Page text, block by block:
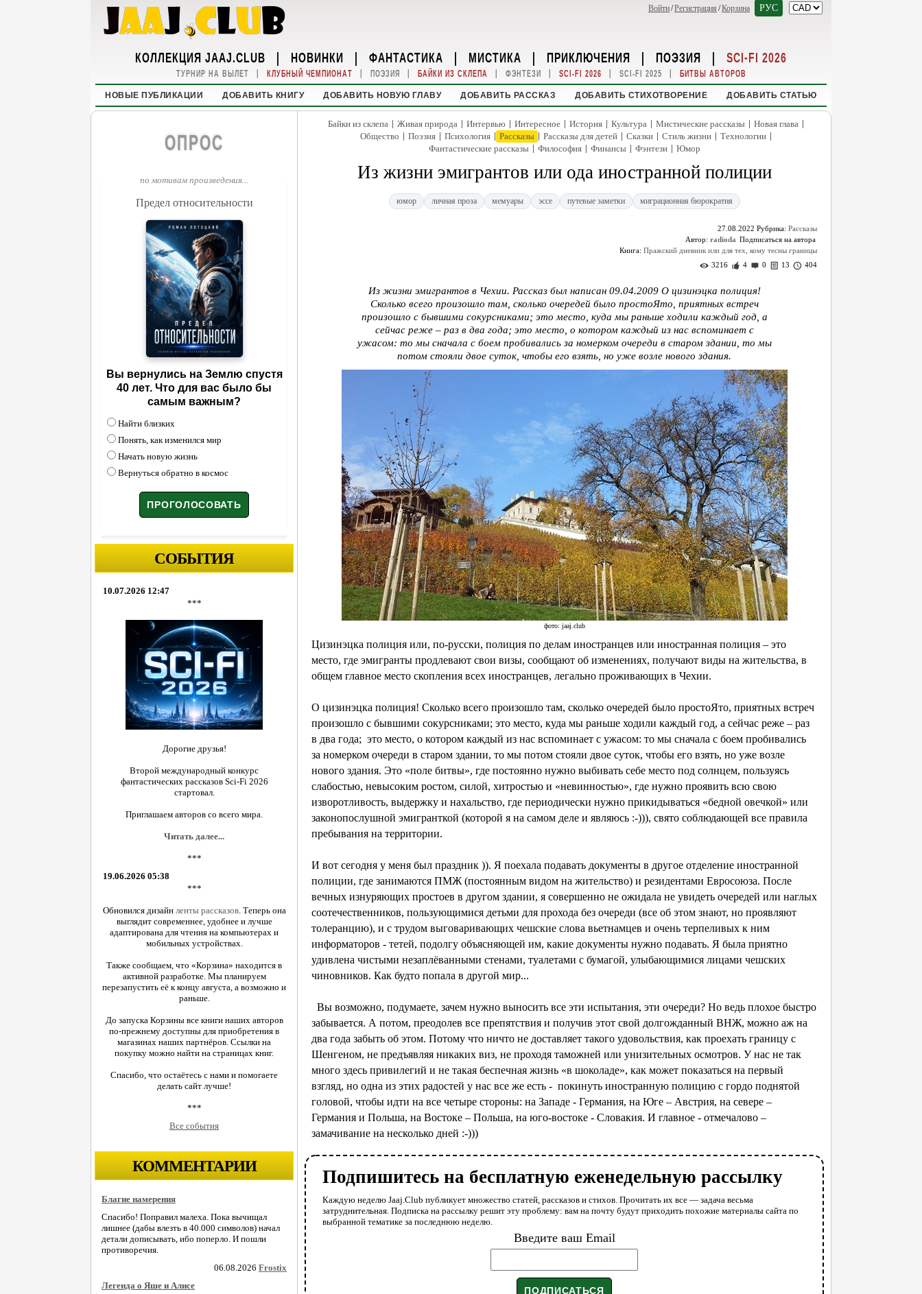
Войти/Регистрация /Корзина РУС
КОЛЛЕКЦИЯ JAAJ.CLUB | НОВИНКИ | ФАНТАСТИКА | МИСТИКА | ПРИКЛЮЧЕНИЯ | ПОЭЗИЯ | SCI-FI 2026
ТУРНИР НА ВЫЛЕТ | КЛУБНЫЙ ЧЕМПИОНАТ | ПОЭЗИЯ | БАЙКИ ИЗ СКЛЕПА | ФЭНТЕЗИ | SCI-FI 2026 | SCI-FI 2025 | БИТВЫ АВТОРОВ
НОВЫЕ ПУБЛИКАЦИИ ДОБАВИТЬ КНИГУ ДОБАВИТЬ НОВУЮ ГЛАВУ ДОБАВИТЬ РАССКАЗ ДОБАВИТЬ СТИХОТВОРЕНИЕ ДОБАВИТЬ СТАТЬЮ
ОПРОС
по мотивам произведения...
Предел относительности
Вы вернулись на Землю спустя
40 лет. Что для вас было бы
самым важным?
Найти близких
Понять, как изменился мир
Начать новую жизнь
Вернуться обратно в космос
СОБЫТИЯ
10.07.2026 12:47
***
Дорогие друзья!
Второй международный конкурс
фантастических рассказов Sci-Fi 2026
стартовал.
Приглашаем авторов со всего мира.
Читать далее...
***
19.06.2026 05:38
***
Обновился дизайн ленты рассказов. Теперь она
выглядит современнее, удобнее и лучше
адаптирована для чтения на компьютерах и
мобильных устройствах.
Также сообщаем, что «Корзина» находится в
активной разработке. Мы планируем
перезапустить её к концу августа, а возможно и
раньше.
До запуска Корзины все книги наших авторов
по-прежнему доступны для приобретения в
магазинах наших партнёров. Ссылки на
покупку можно найти на страницах книг.
Спасибо, что остаётесь с нами и помогаете
делать сайт лучше!
***
Все события
КОММЕНТАРИИ
Благие намерения
Спасибо! Поправил малеха. Пока вычищал
лишнее (дабы влезть в 40.000 символов) начал
детали дописывать, ибо поперло. И пошли
противоречия.
06.08.2026 Frostix
Легенда о Яше и Алисе
Байки из склепа | Живая природа | Интервью | Интересное | История | Культура | Мистические рассказы | Новая глава |
Общество | Поэзия | Психология | Рассказы | Рассказы для детей | Сказки | Стиль жизни | Технологии |
Фантастические рассказы | Философия | Финансы | Фэнтези | Юмор
Из жизни эмигрантов или ода иностранной полиции
юмор личная проза мемуары эссе путевые заметки миграционная бюрократия
27.08.2022 Рубрика: Рассказы
Автор: radioda
Книга: Пражский дневник или для тех, кому тесны границы
3216
4 0 13 404
Из жизни эмигрантов в Чехии. Рассказ был написан 09.04.2009 О цизинэцка полиция!
Сколько всего произошло там, сколько очередей было простоЯто, приятных встреч
произошло с бывшими сокурсниками; это место, куда мы раньше ходили каждый год, а
сейчас реже – раз в два года; это место, о котором каждый из нас вспоминает с
ужасом: то мы сначала с боем пробивались за номерком очереди в старом здании, то мы
потом стояли двое суток, чтобы его взять, но уже возле нового здания.
фото: jaaj.club
Цизинэцка полиция или, по-русски, полиция по делам иностранцев или иностранная полиция – это
место, где эмигранты продлевают свои визы, сообщают об изменениях, получают виды на жительства, в
общем главное место скопления всех иностранцев, легально проживающих в Чехии.
О цизинэцка полиция! Сколько всего произошло там, сколько очередей было простоЯто, приятных встреч
произошло с бывшими сокурсниками; это место, куда мы раньше ходили каждый год, а сейчас реже – раз
в два года; это место, о котором каждый из нас вспоминает с ужасом: то мы сначала с боем пробивались
за номерком очереди в старом здании, то мы потом стояли двое суток, чтобы его взять, но уже возле
нового здания. Это «поле битвы», где постоянно нужно выбивать себе место под солнцем, пользуясь
слабостью, невысоким ростом, силой, хитростью и «невинностью», где нужно проявить всю свою
изворотливость, выдержку и нахальство, где периодически нужно прикидываться «бедной овечкой» или
законопослушной эмигранткой (которой я на самом деле и являюсь :-))), свято соблюдающей все правила
пребывания на территории.
И вот сегодня у меня был праздник )). Я поехала подавать документы в другое отделение иностранной
полиции, где занимаются ПМЖ (постоянным видом на жительство) и резидентами Евросоюза. После
вечных изнуряющих простоев в другом здании, я совершенно не ожидала не увидеть очередей или наглых
соотечественников, пользующимися детьми для прохода без очереди (все об этом знают, но проявляют
толеранцию), и с трудом выговаривающих чешские слова вьетнамцев и очень терпеливых к ним
информаторов - тетей, подолгу объясняющей им, какие документы нужно подавать. Я была приятно
удивлена чистыми незаплёванными стенами, туалетами с бумагой, улыбающимися лицами чешских
чиновников. Как будто попала в другой мир...
Вы возможно, подумаете, зачем нужно выносить все эти испытания, эти очереди? Но ведь плохое быстро
забывается. А потом, преодолев все препятствия и получив этот свой долгожданный ВНЖ, можно аж на
два года забыть об этом. Потому что ничто не доставляет такого удовольствия, как проехать границу с
Шенгеном, не предъявляя никаких виз, не проходя таможней или унизительных осмотров. У нас не так
много здесь привилегий и не такая беспечная жизнь «в шоколаде», как может показаться на первый
взгляд, но одна из этих радостей у нас все же есть - покинуть иностранную полицию с гордо поднятой
головой, чтобы идти на все четыре стороны: на Западе - Германия, на Юге – Австрия, на севере –
Германия и Польша, на Востоке – Польша, на юго-востоке - Словакия. И главное - отмечалово –
замачивание на несколько дней :-)))
Подпишитесь на бесплатную еженедельную рассылку
Каждую неделю Jaaj.Club публикует множество статей, рассказов и стихов. Прочитать их все — задача весьма
затруднительная. Подписка на рассылку решит эту проблему: вам на почту будут приходить похожие материалы сайта по
выбранной тематике за последнюю неделю.
Введите ваш Email